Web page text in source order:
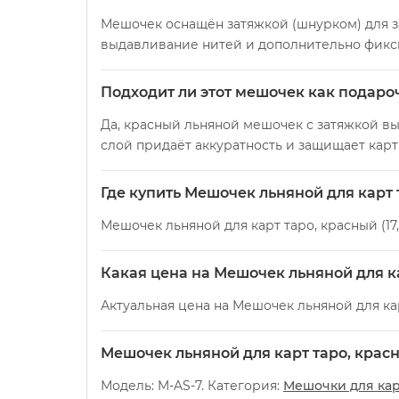
Мешочек оснащён затяжкой (шнурком) для
выдавливание нитей и дополнительно
Подходит ли этот мешочек как
Да, красный льняной мешочек с затяжкой
слой придаёт аккуратность и защищает
Где купить Мешочек льняной для карт
Мешочек льняной для карт таро, красный
Какая цена на Мешочек льняной для
Актуальная цена на Мешочек льняной для
Мешочек льняной для карт таро,
Модель: M-AS-7. Категория: Мешочки для